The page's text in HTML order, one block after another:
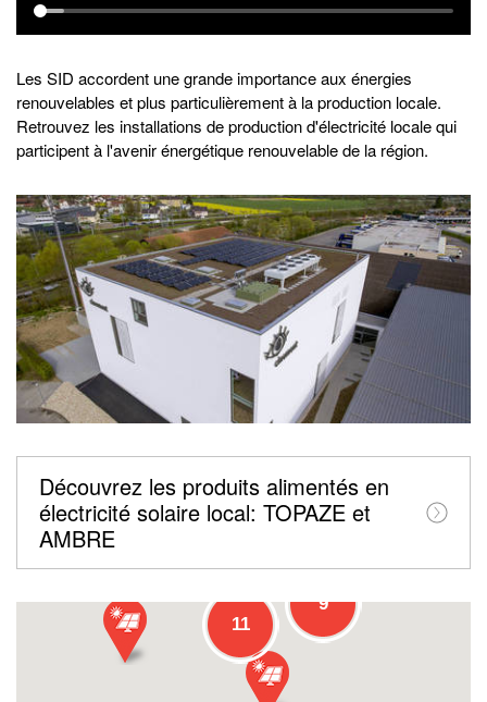
Les SID accordent une grande importance aux énergies
renouvelables et plus particulièrement à la production locale.
Retrouvez les installations de production d'électricité locale qui
participent à l'avenir énergétique renouvelable de la région.
Découvrez les produits alimentés en
électricité solaire local: TOPAZE et
AMBRE
11
9